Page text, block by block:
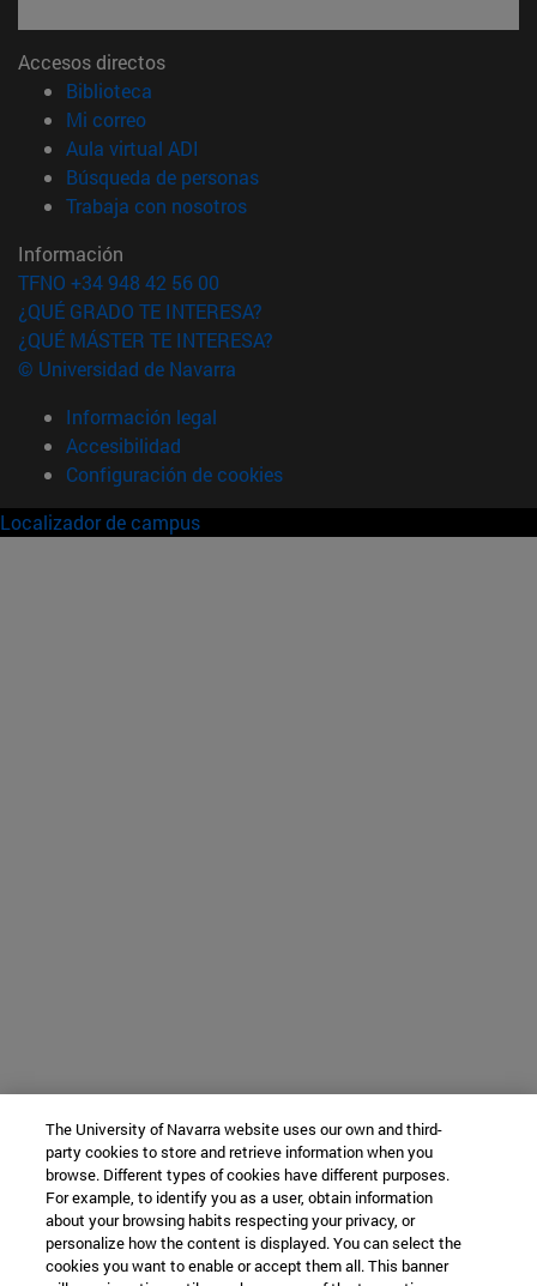
Accesos directos
Biblioteca
Mi correo(abre en nueva ventana)
Aula virtual ADI
Búsqueda de personas(abre en nueva ventana)
Trabaja con nosotros(abre en nueva ventana)
Información
TFNO +34 948 42 56 00
¿QUÉ GRADO TE INTERESA?
¿QUÉ MÁSTER TE INTERESA?
© Universidad de Navarra
Información legal
Accesibilidad
Configuración de cookies
Localizador de campus
The University of Navarra website uses our own and third-
party cookies to store and retrieve information when you
browse. Different types of cookies have different purposes.
For example, to identify you as a user, obtain information
about your browsing habits respecting your privacy, or
personalize how the content is displayed. You can select the
cookies you want to enable or accept them all. This banner